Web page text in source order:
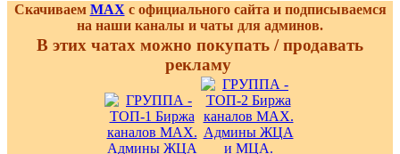
Скачиваем MAX с официального сайта и подписываемся
на наши каналы и чаты для админов.
В этих чатах можно покупать / продавать
рекламу